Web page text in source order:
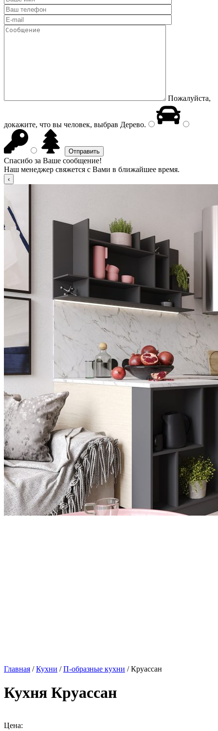
Пожалуйста,
докажите, что вы человек, выбрав Дерево.
Спасибо за Ваше сообщение!
Наш менеджер свяжется с Вами в ближайшее время.
Главная /Кухни /П-образные кухни / Круассан
Кухня Круассан
Цена: